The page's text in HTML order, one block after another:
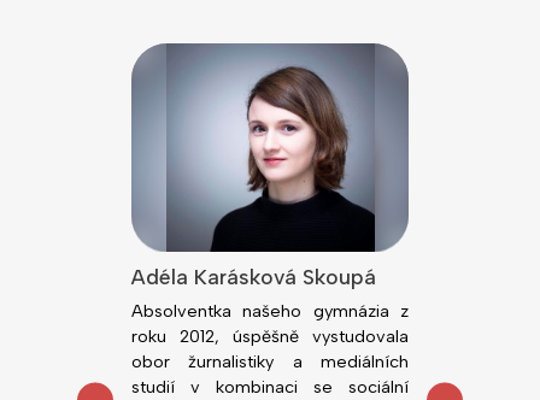
Adéla Karásková Skoupá
Absolventka našeho gymnázia z
roku 2012, úspěšně vystudovala
obor žurnalistiky a mediálních
studií v kombinaci se sociální
Lékařské